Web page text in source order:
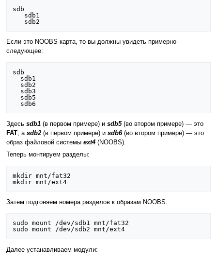
sdb
Если это NOOBS-карта, то вы должны увидеть примерно
следующее:
sdb
Здесь sdb1(в первом примере) и sdb5(во втором примере) — это
FAT, а sdb2(в первом примере) и sdb6(во втором примере) — это
образ файловой системы ext4(NOOBS).
Теперь монтируем разделы:
mkdir mnt/fat32
Затем подгоняем номера разделов к образам NOOBS:
sudo mount /dev/sdb1 mnt/fat32
Далее устанавливаем модули: